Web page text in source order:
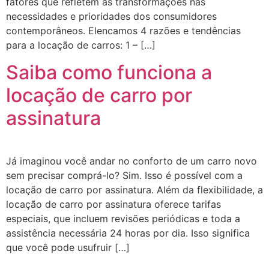
necessidades e prioridades dos consumidores
contemporâneos. Elencamos 4 razões e tendências
para a locação de carros: 1 – […]
Saiba como funciona a
locação de carro por
assinatura
Já imaginou você andar no conforto de um carro novo
sem precisar comprá-lo? Sim. Isso é possível com a
locação de carro por assinatura. Além da flexibilidade, a
locação de carro por assinatura oferece tarifas
especiais, que incluem revisões periódicas e toda a
assistência necessária 24 horas por dia. Isso significa
que você pode usufruir […]